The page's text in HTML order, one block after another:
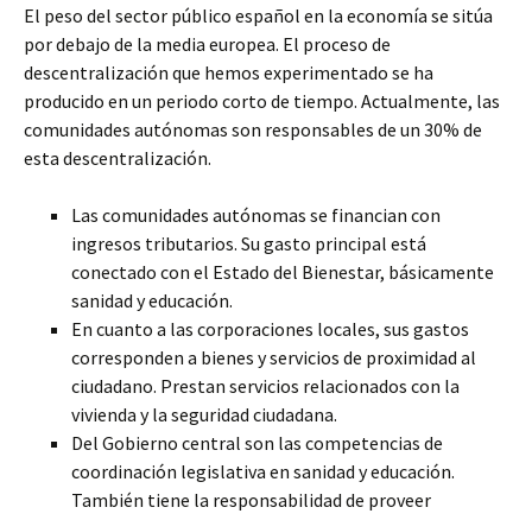
El peso del sector público español en la economía se sitúa
por debajo de la media europea. El proceso de
descentralización que hemos experimentado se ha
producido en un periodo corto de tiempo. Actualmente, las
comunidades autónomas son responsables de un 30% de
esta descentralización.
Las comunidades autónomas se financian con
ingresos tributarios. Su gasto principal está
conectado con el Estado del Bienestar, básicamente
sanidad y educación.
En cuanto a las corporaciones locales, sus gastos
corresponden a bienes y servicios de proximidad al
ciudadano. Prestan servicios relacionados con la
vivienda y la seguridad ciudadana.
Del Gobierno central son las competencias de
coordinación legislativa en sanidad y educación.
También tiene la responsabilidad de proveer